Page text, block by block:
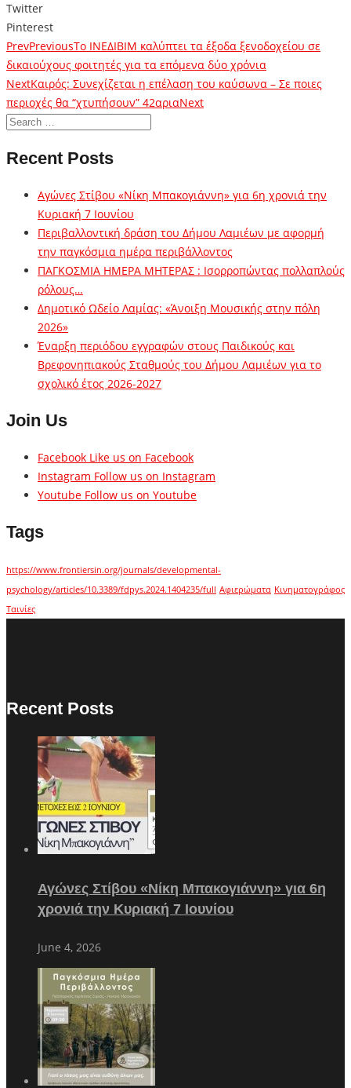
Twitter
Pinterest
PrevPreviousΤο ΙΝΕΔΙΒΙΜ καλύπτει τα έξοδα ξενοδοχείου σε
δικαιούχους φοιτητές για τα επόμενα δύο χρόνια
NextΚαιρός: Συνεχίζεται η επέλαση του καύσωνα – Σε ποιες
περιοχές θα “χτυπήσουν” 42αριαNext
Recent Posts
Αγώνες Στίβου «Νίκη Μπακογιάννη» για 6η χρονιά την
Κυριακή 7 Ιουνίου
Περιβαλλοντική δράση του Δήμου Λαμιέων με αφορμή
την παγκόσμια ημέρα περιβάλλοντος
ΠΑΓΚΟΣΜΙΑ ΗΜΕΡΑ ΜΗΤΕΡΑΣ : Ισορροπώντας πολλαπλούς
ρόλους…
Δημοτικό Ωδείο Λαμίας: «Άνοιξη Μουσικής στην πόλη
2026»
Έναρξη περιόδου εγγραφών στους Παιδικούς και
Βρεφονηπιακούς Σταθμούς του Δήμου Λαμιέων για το
σχολικό έτος 2026-2027
Join Us
Facebook Like us on Facebook
Instagram Follow us on Instagram
Youtube Follow us on Youtube
Tags
https://www.frontiersin.org/journals/developmental-
psychology/articles/10.3389/fdpys.2024.1404235/full Αφιερώματα Κινηματογράφος
Ταινίες
Recent Posts
Αγώνες Στίβου «Νίκη Μπακογιάννη» για 6η
χρονιά την Κυριακή 7 Ιουνίου
June 4, 2026